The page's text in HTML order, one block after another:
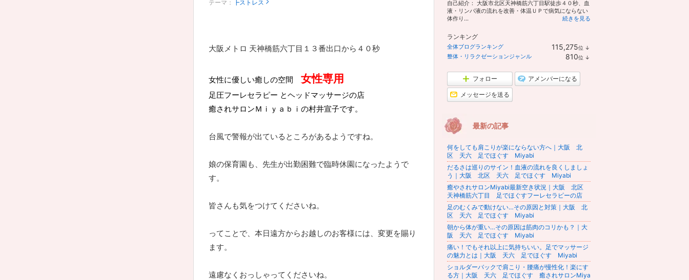
テーマ：
┣ストレス
大阪メトロ 天神橋筋六丁目１３番出口から４０秒
女性に優しい癒しの空間 女性専用
足圧フーレセラピー とヘッドマッサージの店
癒されサロンＭｉｙａｂｉの村井宣子です。
台風で警報が出ているところがあるようですね。
娘の保育園も、先生が出勤困難で臨時休園になったようで
す。
皆さんも気をつけてくださいね。
ってことで、本日遠方からお越しのお客様には、変更を賜り
ます。
遠慮なくおっしゃってくださいね。
自己紹介： 大阪市北区天神橋筋六丁目駅徒歩４０秒、血
液・リンパ液の流れを改善・体温ＵＰで病気にならない
体作り...
続きを見る
ランキング
全体ブログランキング 115,275位 ↓
整体・リラクゼーションジャンル 810位 ↓
フォロー アメンバーになる
メッセージを送る
最新の記事
何をしても肩こりが楽にならない方へ｜大阪 北
区 天六 足でほぐす Miyabi
だるさは巡りのサイン！血液の流れを良くしましょ
う｜大阪 北区 天六 足でほぐす Miyabi
癒やされサロンMiyabi最新空き状況｜大阪 北区
天神橋筋六丁目 足でほぐすフーレセラピーの店
足のむくみで動けない…その原因と対策｜大阪 北
区 天六 足でほぐす Miyabi
朝から体が重い…その原因は筋肉のコリかも？｜大
阪 天六 足でほぐす Miyabi
痛い！でもそれ以上に気持ちいい。足でマッサージ
の魅力とは｜大阪 天六 足でほぐす Miyabi
ショルダーバックで肩こり・腰痛が慢性化！楽にす
る方｜大阪 天六 足でほぐす 癒されサロンMiya